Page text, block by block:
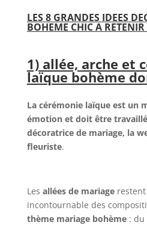
LES 8 GRANDES IDEES
BOHEME CHIC A RETENIR
1) allée, arche et
laïque bohème
La cérémonie laïque est un
émotion et doit être
décoratrice de mariage, la
fleuriste.
Les allées de mariagerestent
incontournable des
thème mariage bohème: du